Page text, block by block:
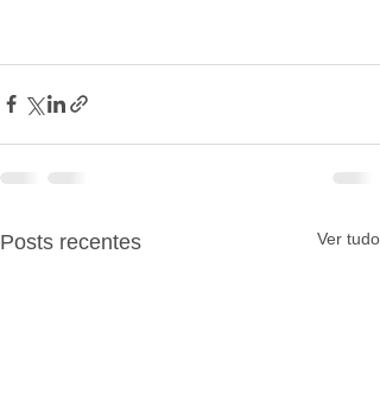
Posts recentes Ver tudo